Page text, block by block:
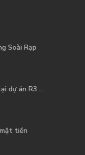
Soài Rạp
dự án R3 ...
tiền